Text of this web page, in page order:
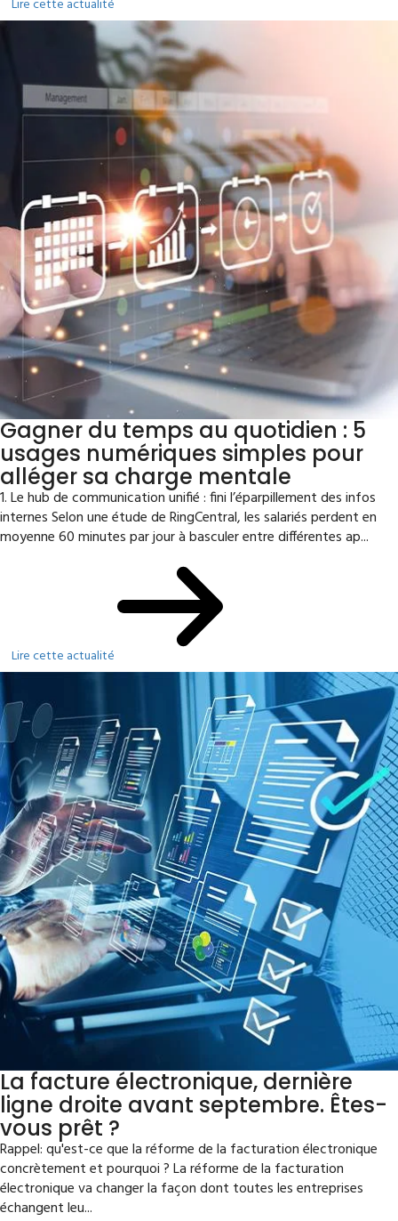
Lire cette actualité
Gagner du temps au quotidien : 5
usages numériques simples pour
alléger sa charge mentale
1. Le hub de communication unifié : fini l’éparpillement des infos
internes Selon une étude de RingCentral, les salariés perdent en
moyenne 60 minutes par jour à basculer entre différentes ap...
Lire cette actualité
La facture électronique, dernière
ligne droite avant septembre. Êtes-
vous prêt ?
Rappel: qu'est-ce que la réforme de la facturation électronique
concrètement et pourquoi ? La réforme de la facturation
électronique va changer la façon dont toutes les entreprises
échangent leu...